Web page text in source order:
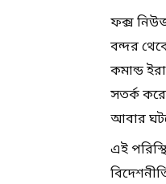
ফক্স নিউজ
বন্দর
কমান্ড
সতর্ক
আবার
এই